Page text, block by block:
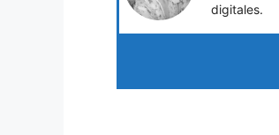
digitales.